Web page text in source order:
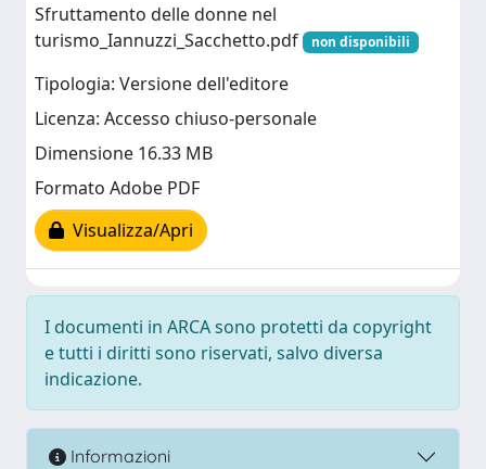
Sfruttamento delle donne nel
turismo_Iannuzzi_Sacchetto.pdf
non disponibili
Tipologia: Versione dell'editore
Licenza: Accesso chiuso-personale
Dimensione 16.33 MB
Formato Adobe PDF
Visualizza/Apri
I documenti in ARCA sono protetti da copyright
e tutti i diritti sono riservati, salvo diversa
indicazione.
Informazioni